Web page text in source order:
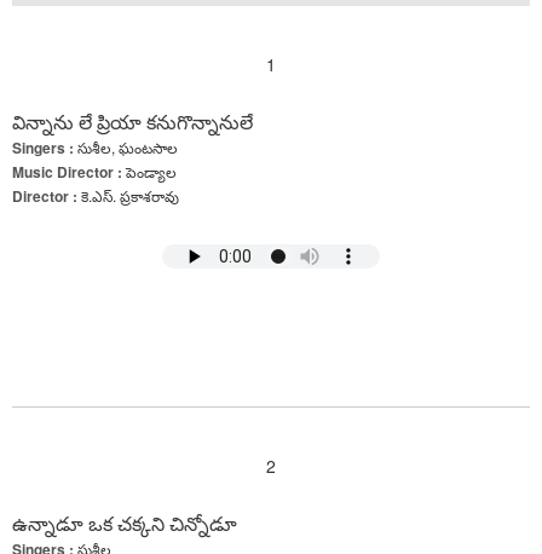
1
విన్నాను లే ప్రియా కనుగొన్నానులే
Singers : సుశీల, ఘంటసాల
Music Director :పెండ్యాల
Director : కె.ఎస్. ప్రకాశరావు
2
ఉన్నాడూ ఒక చక్కని చిన్నోడూ
Singers : సుశీల